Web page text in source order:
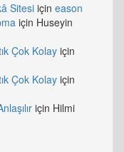
Sitesiiçin eason
için Huseyin
Çok Kolay için
Çok Kolay için
için Hilmi